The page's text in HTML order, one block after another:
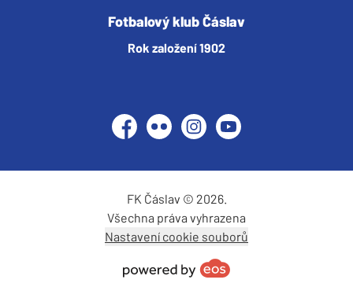
Fotbalový klub Čáslav
Rok založení 1902
Facebook
Flickr InstagramYouTube
FK Čáslav © 2026.
Všechna práva vyhrazena
Nastavení cookie souborů